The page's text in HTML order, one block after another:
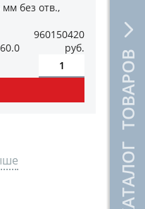
КАТАЛОГ ТОВАРОВ
без отв.,
960150420
руб.